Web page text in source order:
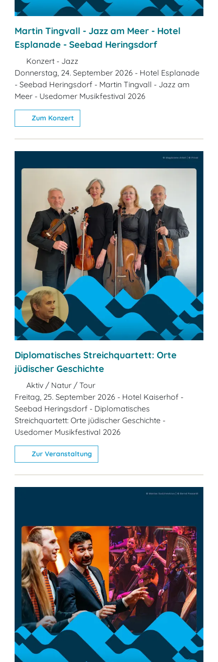
Martin Tingvall - Jazz am Meer - Hotel
Esplanade - Seebad Heringsdorf
Konzert - Jazz
Donnerstag, 24. September 2026 - Hotel Esplanade
- Seebad Heringsdorf - Martin Tingvall - Jazz am
Meer - Usedomer Musikfestival 2026
Zum Konzert
Diplomatisches Streichquartett: Orte
jüdischer Geschichte
Aktiv / Natur / Tour
Freitag, 25. September 2026 - Hotel Kaiserhof -
Seebad Heringsdorf - Diplomatisches
Streichquartett: Orte jüdischer Geschichte -
Usedomer Musikfestival 2026
Zur Veranstaltung